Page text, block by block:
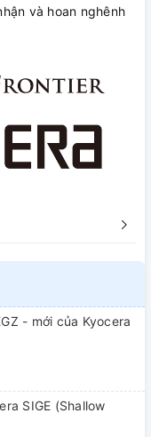
và hoan nghênh
- mới của Kyocera
SIGE (Shallow